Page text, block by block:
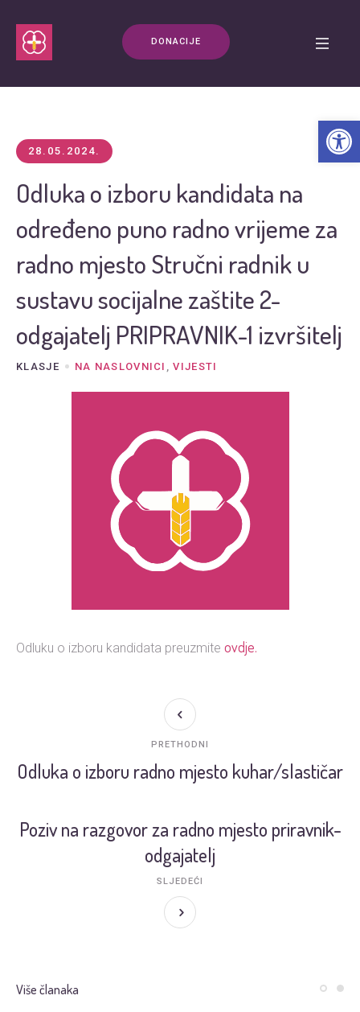
DONACIJE
28.05.2024.
Odluka o izboru kandidata na
određeno puno radno vrijeme za
radno mjesto Stručni radnik u
sustavu socijalne zaštite 2-
odgajatelj PRIPRAVNIK-1 izvršitelj
KLASJE NA NASLOVNICI ,VIJESTI
Odluku o izboru kandidata preuzmite ovdje.
Odluka o izboru radno mjesto kuhar/slastičar
PRETHODNI
Poziv na razgovor za radno mjesto priravnik-
odgajatelj
SLJEDEĆI
Više članaka